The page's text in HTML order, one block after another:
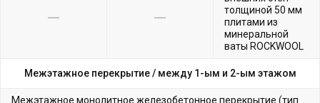
толщиной 50 мм
плитами из
минеральной
ваты ROCKWOOL
Межэтажное перекрытие / между 1-ым и 2-ым этажом
Межэтажное монолитное железобетонное перекрытие (тип